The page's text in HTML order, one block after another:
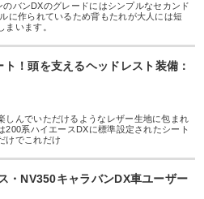
バンDXのグレードにはシンプルなセカンド
に作られているため背もたれが大人には短
まいます。
！頭を支えるヘッドレスト装備：
しんでいただけるようなレザー生地に包まれ
200系ハイエースDXに標準設定されたシート
けでこれだけ
・NV350キャラバンDX車ユーザー